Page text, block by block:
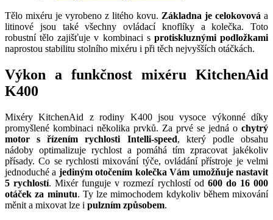
Tělo mixéru je vyrobeno z litého kovu. Základna je celokovová a
litinové jsou také všechny ovládací knoflíky a kolečka. Toto
robustní tělo zajišťuje v kombinaci s protiskluznými podložkami
naprostou stabilitu stolního mixéru i při těch nejvyšších otáčkách.
Výkon a funkčnost mixéru KitchenAid
K400
Mixéry KitchenAid z rodiny K400 jsou vysoce výkonné díky
promyšlené kombinaci několika prvků. Za prvé se jedná o chytrý
motor s řízením rychlosti Intelli-speed, který podle obsahu
nádoby optimalizuje rychlost a pomáhá tím zpracovat jakékoliv
přísady. Co se rychlosti mixování týče, ovládání přístroje je velmi
jednoduché a jediným otočením kolečka Vám umožňuje nastavit
5 rychlostí. Mixér funguje v rozmezí rychlostí od 600 do 16 000
otáček za minutu. Ty lze mimochodem kdykoliv během mixování
měnit a mixovat lze i pulzním způsobem.